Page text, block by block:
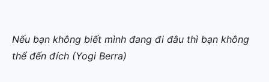
Nếu bạn không biết mình đang đi đâu thì bạn không
thể đến đích (Yogi Berra)